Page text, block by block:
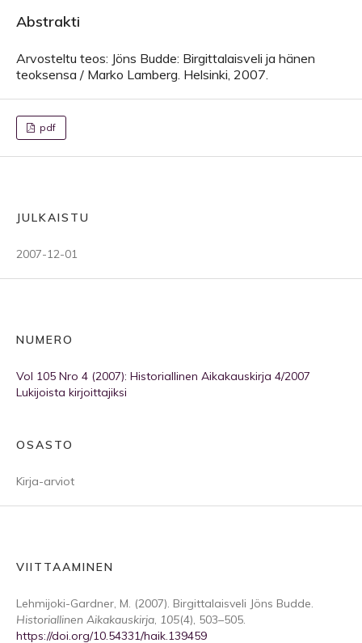
Abstrakti
Arvosteltu teos: Jöns Budde: Birgittalaisveli ja hänen
teoksensa / Marko Lamberg. Helsinki, 2007.
pdf
JULKAISTU
2007-12-01
NUMERO
Vol 105 Nro 4 (2007): Historiallinen Aikakauskirja 4/2007
Lukijoista kirjoittajiksi
OSASTO
Kirja-arviot
VIITTAAMINEN
Lehmijoki-Gardner, M. (2007). Birgittalaisveli Jöns Budde.
Historiallinen Aikakauskirja, 105(4), 503–505.
https://doi.org/10.54331/haik.139459